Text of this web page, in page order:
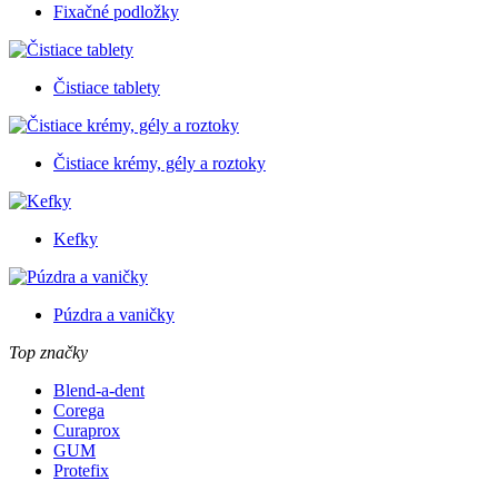
Fixačné podložky
Čistiace tablety
Čistiace krémy, gély a roztoky
Kefky
Púzdra a vaničky
Top značky
Blend-a-dent
Corega
Curaprox
GUM
Protefix